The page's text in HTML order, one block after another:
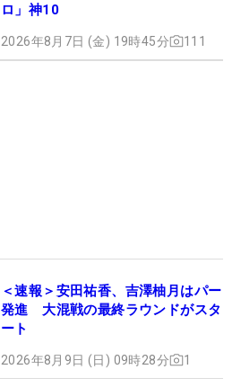
ロ」神10
2026年8月7日 (金) 19時45分 111
＜速報＞安田祐香、吉澤柚月はパー
発進 大混戦の最終ラウンドがスタ
ート
2026年8月9日 (日) 09時28分 1